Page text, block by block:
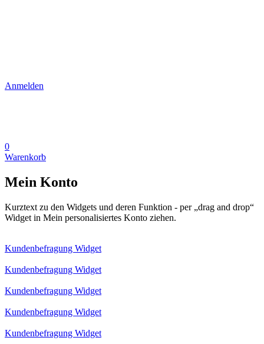
Anmelden
0
Warenkorb
Mein Konto
Kurztext zu den Widgets und deren Funktion - per „drag and drop“
Widget in Mein personalisiertes Konto ziehen.
Kundenbefragung Widget
Kundenbefragung Widget
Kundenbefragung Widget
Kundenbefragung Widget
Kundenbefragung Widget